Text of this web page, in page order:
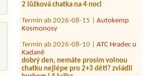
Termin ab 2026-08-15 |Autokemp
Kosmonosy
Termin ab 2026-08-10 |
Kadaně
dobrý den, nemáte prosím volnou
chatku nejlépe pro 2+3 děti? zvládli
bychom i 4 lužka.